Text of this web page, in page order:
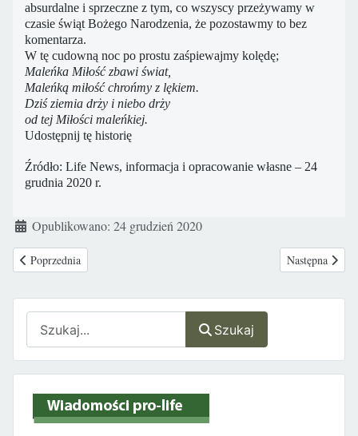
Szukaj
absurdalne i sprzeczne z tym, co wszyscy przeżywamy w
czasie świąt Bożego Narodzenia, że pozostawmy to bez
komentarza.
W tę cudowną noc po prostu zaśpiewajmy kolędę;
Maleńka Miłość zbawi świat,
Maleńką miłość chrońmy z lękiem.
Dziś ziemia drży i niebo drży
od tej Miłości maleńkiej.
Udostępnij tę historię
Źródło: Life News, informacja i opracowanie własne – 24
grudnia 2020 r.
Szczegóły
Opublikowano: 24 grudzień 2020
Poprzednia strona: Życzenia z okazji Świąt Bożego Narodzenia i Nowego
Poprzednia Następna
Następna